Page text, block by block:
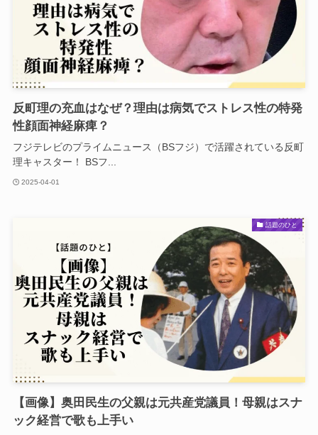
反町理の充血はなぜ？理由は病気でストレス性の特発
性顔面神経麻痺？
フジテレビのプライムニュース（BSフジ）で活躍されている反町
理キャスター！ BSフ...
2025-04-01
話題のひと
【画像】奥田民生の父親は元共産党議員！母親はスナ
ック経営で歌も上手い